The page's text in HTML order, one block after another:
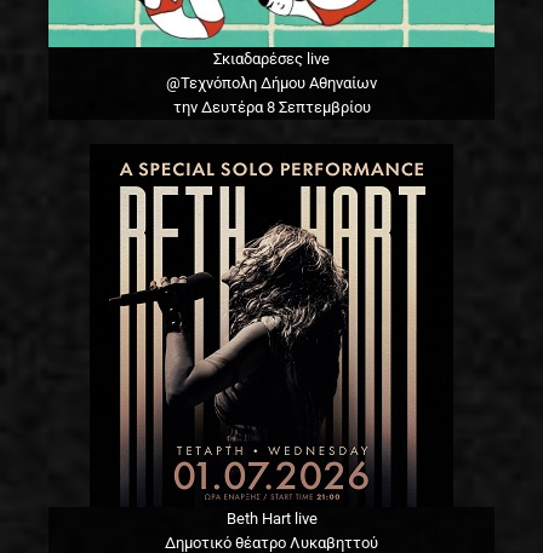
Σκιαδαρέσες live
@Τεχνόπολη Δήμου Αθηναίων
την Δευτέρα 8 Σεπτεμβρίου
Beth Hart live
Δημοτικό θέατρο Λυκαβηττού